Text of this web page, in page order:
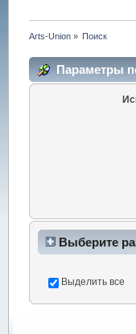
Arts-Union » Поиск
Параметры
Выберите
Выделить все